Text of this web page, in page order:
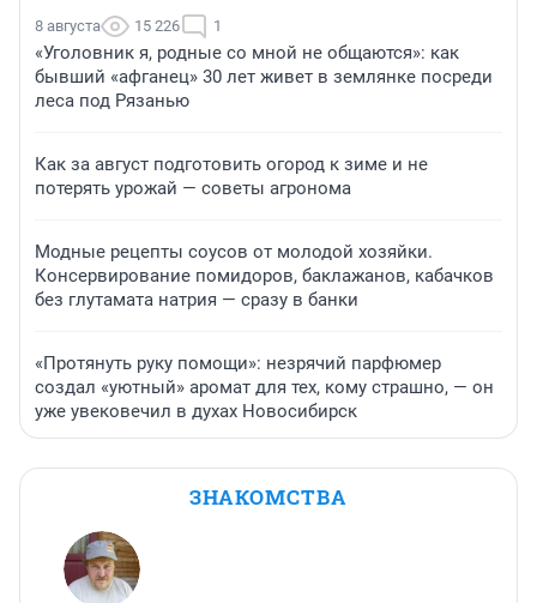
8 августа 15 226 1
«Уголовник я, родные со мной не общаются»: как
бывший «афганец» 30 лет живет в землянке посреди
леса под Рязанью
Как за август подготовить огород к зиме и не
потерять урожай — советы агронома
Модные рецепты соусов от молодой хозяйки.
Консервирование помидоров, баклажанов, кабачков
без глутамата натрия — сразу в банки
«Протянуть руку помощи»: незрячий парфюмер
создал «уютный» аромат для тех, кому страшно, — он
уже увековечил в духах Новосибирск
ЗНАКОМСТВА